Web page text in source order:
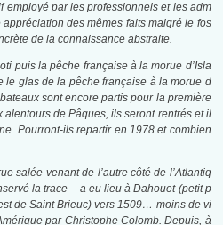
employé par les professionnels et les adm
des mêmes faits malgré le fos
de la connaissance abstraite.
puis la pêche française à la morue d’Isla
le glas de la pêche française à la morue d
sont encore partis pour la première
de Pâques, ils seront rentrés et il
Pourront-ils repartir en 1978 et combien
salée venant de l’autre côté de l’Atlantiq
la trace– a eu lieu à Dahouet (petit p
de Saint Brieuc) vers 1509… moins de vi
par Christophe Colomb. Depuis, à